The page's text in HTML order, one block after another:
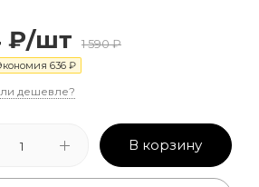
₽/шт 1 590₽
636 ₽
дешевле?
В корзину